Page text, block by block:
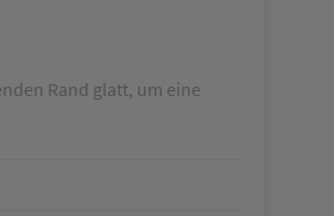
Rand glatt, um eine